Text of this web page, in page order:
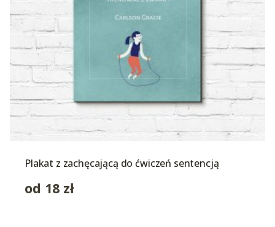
Plakat z zachęcającą do ćwiczeń sentencją
od 18 zł